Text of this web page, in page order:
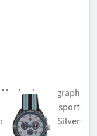
Men's chronograph
watch, Motorsport
chronograph, Silver